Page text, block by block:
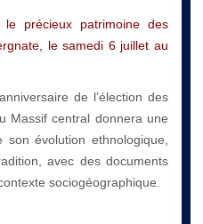
précieux patrimoine des
le samedi 6 juillet au
de l’élection des
Massif central donnera une
évolution ethnologique,
avec des documents
sociogéographique.